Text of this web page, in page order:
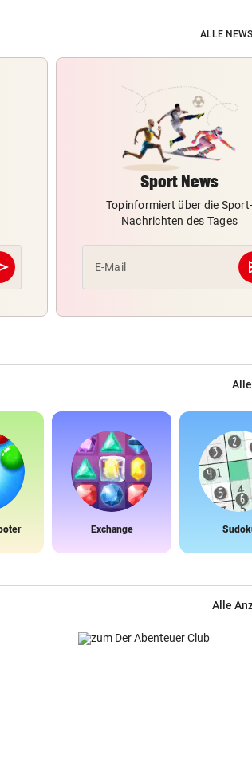
ALLE
Abschicken
Sport News
Topinformiert über die Sport-
Nachrichten des Tages
E-Mail
Exchange
Alle